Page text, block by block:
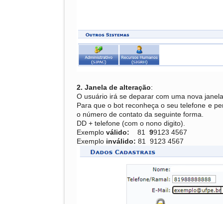
2. Janela de alteração:
O usuário irá se deparar com uma nova
Para que o bot reconheça o seu telefone e
o número de contato da seguinte forma.
DD + telefone (com o nono digito).
Exemplo válido: 81 99123 4567
Exemplo inválido: 81 9123 4567